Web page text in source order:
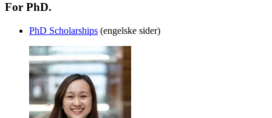
For PhD.
PhD Scholarships (engelske sider)